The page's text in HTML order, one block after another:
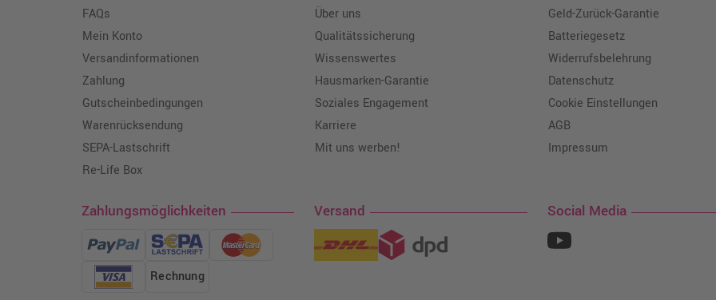
FAQs
Mein Konto
Versandinformationen
Zahlung
Gutscheinbedingungen
Warenrücksendung
SEPA-Lastschrift
Re-Life Box
Über uns
Qualitätssicherung
Wissenswertes
Hausmarken-Garantie
Soziales Engagement
Karriere
Mit uns werben!
Geld-Zurück-Garantie
Batteriegesetz
Widerrufsbelehrung
Datenschutz
Cookie Einstellungen
AGB
Impressum
Zahlungsmöglichkeiten
Rechnung
Versand Social Media